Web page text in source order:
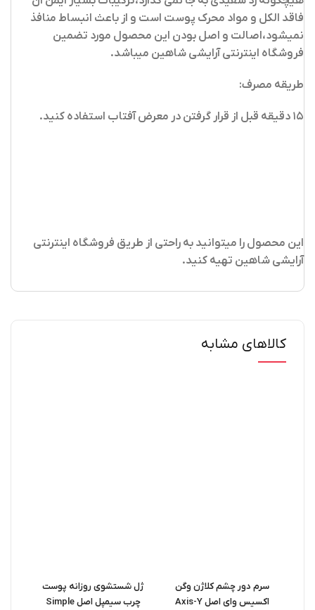
فاقد الکل و مواد محرک پوست است و از باعث انبساط منافذ
نمیشود،اصالت و اصل بودن این محصول مورد تضمین
فروشگاه اینترنتی آرایشی شاهین میباشد.
طریقه مصرف:
۱۵ دقیقه قبل از قرار گرفتن در معرض آفتاب استفاده کنید.
این محصول را میتوانید به راحتی از طریق فروشگاه اینترنتی
آرایشی شاهین تهیه کنید.
کالاهای مشابه
سرم دور چشم کلاژن وگن
اکسیس وای اصل Axis-Y
ژل شستشوی روزانه پوست
چرب سیمپل اصل Simple